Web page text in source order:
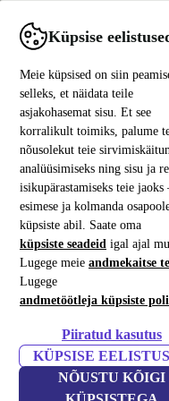
Küpsise
Meie küpsised on siin
selleks, et näidata teile
asjakohasemat sisu. Et see
korralikult toimiks, palume
nõusolekut teie
analüüsimiseks ning sisu ja
isikupärastamiseks teie
esimese ja kolmanda
küpsiste abil. Saate oma
küpsiste seadeid igal ajal
Lugege meie andmekaitse
Lugege
andmetöötleja küpsiste
Piiratud kasutus
KÜPSISE
NÕUSTU KÕIGI
Sülearvutid
Mööbel
430 Stuhl